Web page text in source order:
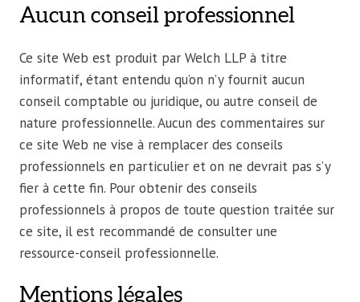
Aucun conseil professionnel
Ce site Web est produit par Welch LLP à titre
informatif, étant entendu qu’on n’y fournit aucun
conseil comptable ou juridique, ou autre conseil de
nature professionnelle. Aucun des commentaires sur
ce site Web ne vise à remplacer des conseils
professionnels en particulier et on ne devrait pas s’y
fier à cette fin. Pour obtenir des conseils
professionnels à propos de toute question traitée sur
ce site, il est recommandé de consulter une
ressource-conseil professionnelle.
Mentions légales